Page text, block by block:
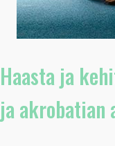
Haasta ja
ja akrobatian